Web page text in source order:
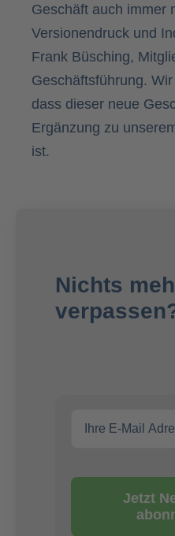
Geschäft auch immer
Versionendruck und
Frank Büsching,
Geschäftsführung.
dass dieser neue
Ergänzung zu
ist.
Nichts
Jetzt